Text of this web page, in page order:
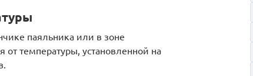
паяльника или в зоне
от температуры, установленной на